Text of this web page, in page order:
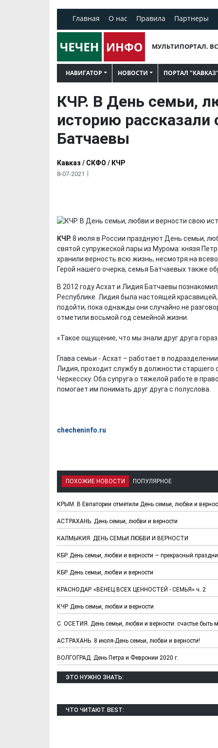
Главная О нас Правила Партнеры
МУЛЬТИПОРТАЛ.
НАВИГАТОР НОВОСТИ ПОРТАЛ "КАВКАЗ"
КЧР. В День семьи,
историю рассказали
Батчаевы
Кавказ / СКФО / КЧР
8-07-2021
КЧР. 8 июля в России празднуют День семьи,
святой супружеской пары из Мурома: князя
хранили верность всю жизнь, несмотря на
Герой нашего очерка, семья Батчаевых также
В 2012 году Асхат и Лидия Батчаевы
Республике. Лидия была настоящей
подойти, пока однажды они случайно не
отметили восьмой год семейной жизни.
«Такое ощущение, что мы знали друг друга
Глава семьи - Асхат – работает в
Лидия, проходит службу в должности
Черкесску. Оба супруга о тяжелой работе в
помогает им понимать друг друга с полуслова.
checheninfo.ru
ПОХОЖИЕ НОВОСТИ ПОПУЛЯРНОЕ
КРЫМ. В Евпатории отметили День семьи, любви и
АСТРАХАНЬ. День семьи, любви и верности
КАЛМЫКИЯ. ДЕНЬ СЕМЬИ ЛЮБВИ И ВЕРНОСТИ
КБР. День семьи, любви и верности — прекрасный
КБР. День семьи, любви и верности
КРАСНОДАР. «ВЕНЕЦ ВСЕХ ЦЕННОСТЕЙ - СЕМЬЯ» ч. 2
КЧР. День семьи, любви и верности
С. ОСЕТИЯ. День семьи, любви и верности: счастье быть
АСТРАХАНЬ. 8 июля-День семьи, любви и верности!
ВОЛГОГРАД. День Петра и Февронии 2020 г.
ЭТО НУЖНО ЗНАТЬ:
ЧТО ЧИТАЮТ. BEST: